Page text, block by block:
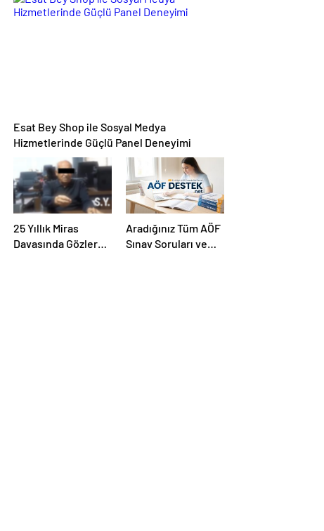
Evcil Hayvan
Esat Bey Shop ile Sosyal Medya
Hizmetlerinde Güçlü Panel Deneyimi
25 Yıllık Miras
Davasında Gözler
Aradığınız Tüm AÖF
Sınav Soruları ve